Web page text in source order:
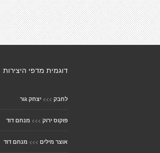
דוגמית מדפי היצירות
לחבק >>> יצחק גור
פוקוס ירוק >>> מנחם דוד
אוצר מילים >>> מנחם דוד